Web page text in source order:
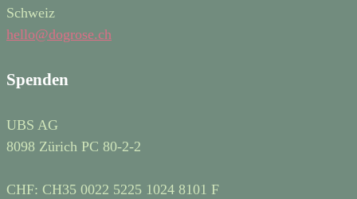
Schweiz
hello@dogrose.ch
Spenden
UBS AG
8098 Zürich PC 80-2-2
CHF: CH35 0022 5225 1024 8101 F